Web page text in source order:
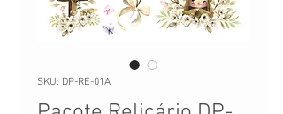
SKU: DP-RE-01A